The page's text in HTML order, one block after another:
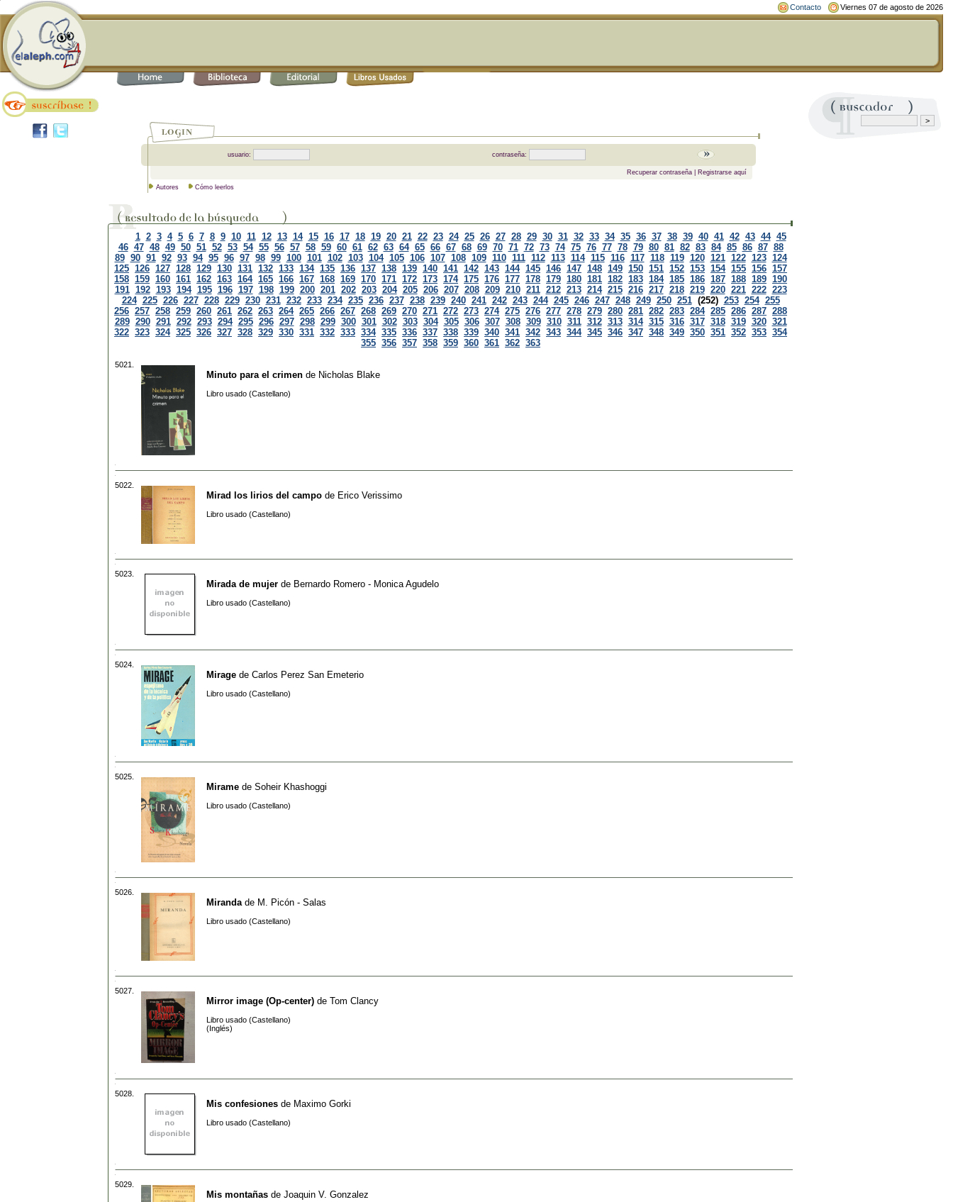
Contacto Viernes 07 de agosto de 2026
usuario: contraseña:
Recuperar contraseña| Registrarse aquí
Autores Cómo leerlos
1 2 3 4 5 6 7 8 9 10 11 12 13 14 15 16 17 18 19 20 21 22 23 24 25 26 27 28 29 30 31 32 33 34 35 36 37 38 39 40 41 42 43 44 45
46 47 48 49 50 51 52 53 54 55 56 57 58 59 60 61 62 63 64 65 66 67 68 69 70 71 72 73 74 75 76 77 78 79 80 81 82 83 84 85 86 87 88
89 90 91 92 93 94 95 96 97 98 99 100 101 102 103 104 105 106 107 108 109 110 111 112 113 114 115 116 117 118 119 120 121 122 123 124
125 126 127 128 129 130 131 132 133 134 135 136 137 138 139 140 141 142 143 144 145 146 147 148 149 150 151 152 153 154 155 156 157
158 159 160 161 162 163 164 165 166 167 168 169 170 171 172 173 174 175 176 177 178 179 180 181 182 183 184 185 186 187 188 189 190
191 192 193 194 195 196 197 198 199 200 201 202 203 204 205 206 207 208 209 210 211 212 213 214 215 216 217 218 219 220 221 222 223
224 225 226 227 228 229 230 231 232 233 234 235 236 237 238 239 240 241 242 243 244 245 246 247 248 249 250 251 (252) 253 254 255
256 257 258 259 260 261 262 263 264 265 266 267 268 269 270 271 272 273 274 275 276 277 278 279 280 281 282 283 284 285 286 287 288
289 290 291 292 293 294 295 296 297 298 299 300 301 302 303 304 305 306 307 308 309 310 311 312 313 314 315 316 317 318 319 320 321
322 323 324 325 326 327 328 329 330 331 332 333 334 335 336 337 338 339 340 341 342 343 344 345 346 347 348 349 350 351 352 353 354
355 356 357 358 359 360 361 362 363
5021.
Minuto para el crimen de Nicholas Blake
Libro usado (Castellano)
5022.
Mirad los lirios del campo de Erico Verissimo
Libro usado (Castellano)
5023.
Mirada de mujer de Bernardo Romero - Monica Agudelo
Libro usado (Castellano)
5024.
Mirage de Carlos Perez San Emeterio
Libro usado (Castellano)
5025.
Mirame de Soheir Khashoggi
Libro usado (Castellano)
5026.
Miranda de M. Picón - Salas
Libro usado (Castellano)
5027.
Mirror image (Op-center) de Tom Clancy
Libro usado (Castellano)
(Inglés)
5028.
Mis confesiones de Maximo Gorki
Libro usado (Castellano)
5029.
Mis montañas de Joaquin V. Gonzalez